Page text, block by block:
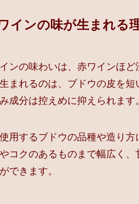
インの味が生まれる
ンの味わいは、赤ワインほ
まれるのは、ブドウの皮を
成分は控えめに抑えられます
用するブドウの品種や造り
コクのあるものまで幅広く
できます。